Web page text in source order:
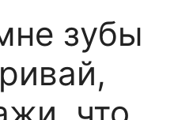
зубы